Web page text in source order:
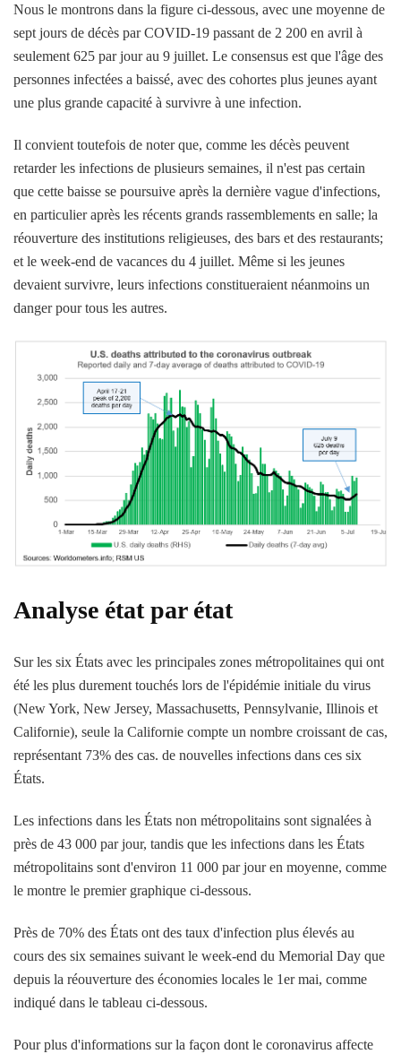
Nous le montrons dans la figure ci-dessous, avec une moyenne de
sept jours de décès par COVID-19 passant de 2 200 en avril à
seulement 625 par jour au 9 juillet. Le consensus est que l'âge des
personnes infectées a baissé, avec des cohortes plus jeunes ayant
une plus grande capacité à survivre à une infection.
Il convient toutefois de noter que, comme les décès peuvent
retarder les infections de plusieurs semaines, il n'est pas certain
que cette baisse se poursuive après la dernière vague d'infections,
en particulier après les récents grands rassemblements en salle; la
réouverture des institutions religieuses, des bars et des restaurants;
et le week-end de vacances du 4 juillet. Même si les jeunes
devaient survivre, leurs infections constitueraient néanmoins un
danger pour tous les autres.
Analyse état par état
Sur les six États avec les principales zones métropolitaines qui ont
été les plus durement touchés lors de l'épidémie initiale du virus
(New York, New Jersey, Massachusetts, Pennsylvanie, Illinois et
Californie), seule la Californie compte un nombre croissant de cas,
représentant 73% des cas. de nouvelles infections dans ces six
États.
Les infections dans les États non métropolitains sont signalées à
près de 43 000 par jour, tandis que les infections dans les États
métropolitains sont d'environ 11 000 par jour en moyenne, comme
le montre le premier graphique ci-dessous.
Près de 70% des États ont des taux d'infection plus élevés au
cours des six semaines suivant le week-end du Memorial Day que
depuis la réouverture des économies locales le 1er mai, comme
indiqué dans le tableau ci-dessous.
Pour plus d'informations sur la façon dont le coronavirus affecte